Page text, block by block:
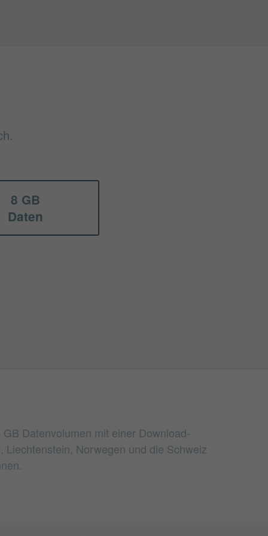
8 GB
Daten
Datenvolumen mit einer Download-
Norwegen und die Schweiz